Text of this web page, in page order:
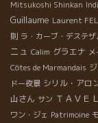
Mitsukoshi Shinkan
Guillaume Laurent
則 ラ・カーブ・デステザ
ニュ Calim グラエナ
Côtes de Marmandais
ドー夜景 シリル・アロ
山さん サン ＴＡＶＥＬ
ワン・ジェ Patrimoine